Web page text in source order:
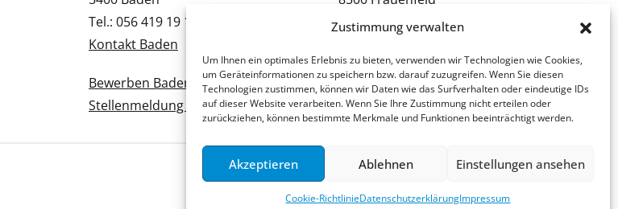
Zustimmung verwalten
Um Ihnen ein optimales Erlebnis zu bieten, verwenden wir Technologien wie Cookies,
um Geräteinformationen zu speichern bzw. darauf zuzugreifen. Wenn Sie diesen
Technologien zustimmen, können wir Daten wie das Surfverhalten oder eindeutige IDs
auf dieser Website verarbeiten. Wenn Sie Ihre Zustimmung nicht erteilen oder
zurückziehen, können bestimmte Merkmale und Funktionen beeinträchtigt werden.
Akzeptieren Ablehnen Einstellungen ansehen
Cookie-RichtlinieDatenschutzerklärungImpressum
Tel.: 056 419 19 19
Kontakt Baden
Bewerben Baden
Stellenmeldung Baden
Tel.: 052 224 09 09
Bewerben Frauenfeld
Stellenmeldung Frauenfeld